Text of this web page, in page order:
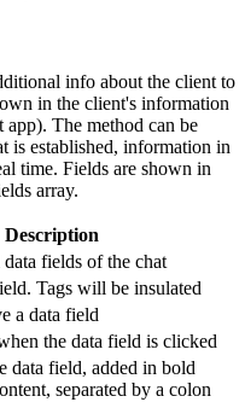
info about the client to
in the client's information
The method can be
is established, information in
time. Fields are shown in
array.
Description
fields of the chat
Tags will be insulated
a data field
the data field is clicked
data field, added in bold
separated by a colon